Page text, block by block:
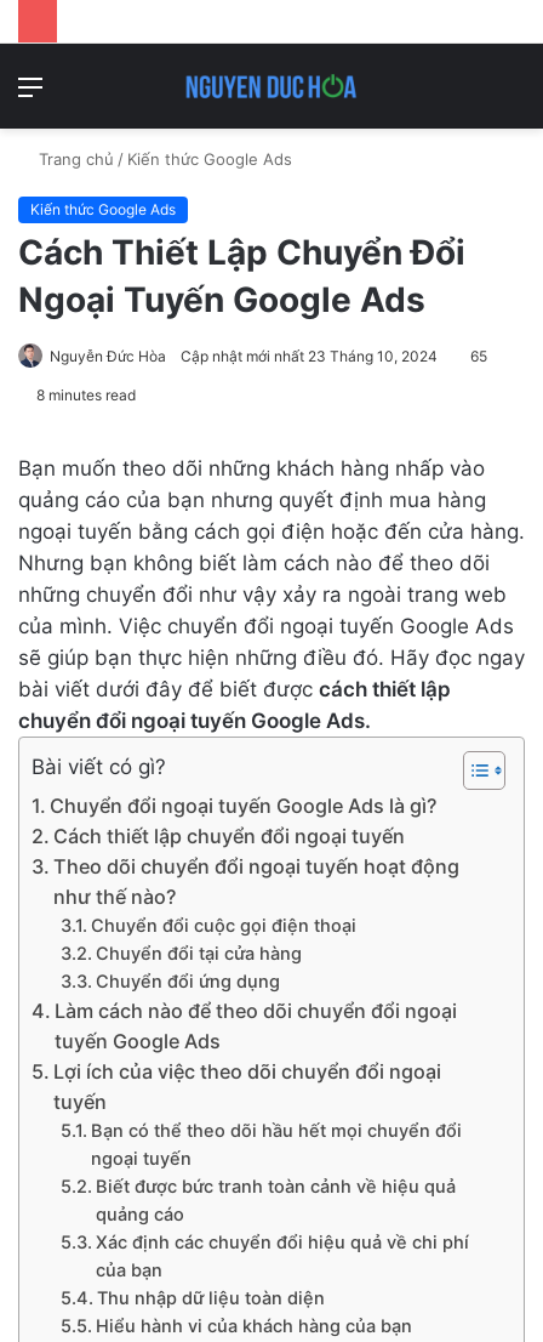
mục
Trang chủ / Kiến thức Google Ads
Kiến thức Google Ads
Cách Thiết Lập Chuyển Đổi
Ngoại Tuyến Google Ads
Nguyễn Đức Hòa Cập nhật mới nhất 23 Tháng 10, 2024 65
8 minutes read
Bạn muốn theo dõi những khách hàng nhấp vào
quảng cáo của bạn nhưng quyết định mua hàng
ngoại tuyến bằng cách gọi điện hoặc đến cửa hàng.
Nhưng bạn không biết làm cách nào để theo dõi
những chuyển đổi như vậy xảy ra ngoài trang web
của mình. Việc chuyển đổi ngoại tuyến Google Ads
sẽ giúp bạn thực hiện những điều đó. Hãy đọc ngay
bài viết dưới đây để biết được cách thiết lập
chuyển đổi ngoại tuyến Google Ads.
Bài viết có gì?
Chuyển đổi ngoại tuyến Google Ads là gì?
Cách thiết lập chuyển đổi ngoại tuyến
Theo dõi chuyển đổi ngoại tuyến hoạt động
như thế nào?
Chuyển đổi cuộc gọi điện thoại
Chuyển đổi tại cửa hàng
Chuyển đổi ứng dụng
Làm cách nào để theo dõi chuyển đổi ngoại
tuyến Google Ads
Lợi ích của việc theo dõi chuyển đổi ngoại
tuyến
Bạn có thể theo dõi hầu hết mọi chuyển đổi
ngoại tuyến
Biết được bức tranh toàn cảnh về hiệu quả
quảng cáo
Xác định các chuyển đổi hiệu quả về chi phí
của bạn
Thu nhập dữ liệu toàn diện
Hiểu hành vi của khách hàng của bạn